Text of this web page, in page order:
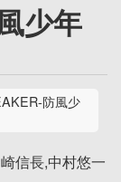
少年
防風少
信長,中村悠一